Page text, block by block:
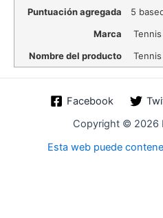
Puntuación agregada
5
Marca
Nombre del producto
Facebook
Copyright © 2026
Esta web puede